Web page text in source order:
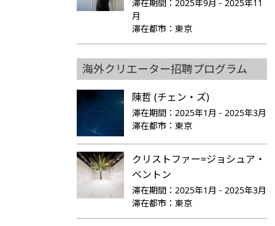
滞在期間：2025年9月 - 2025年11
月
滞在都市：東京
海外クリエーター招聘プログラム
陳哲 (チェン・ズ)
滞在期間：2025年1月 - 2025年3月
滞在都市：東京
クリストファー=ジョシュア・
ベントン
滞在期間：2025年1月 - 2025年3月
滞在都市：東京